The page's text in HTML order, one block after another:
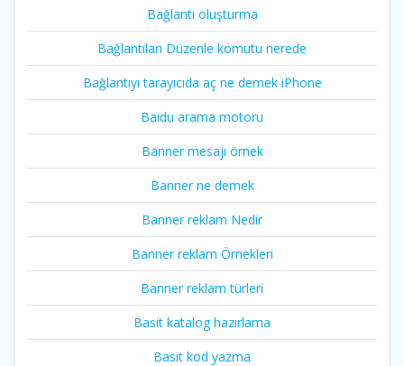
Bağlantı oluşturma
Bağlantıları Düzenle komutu nerede
Bağlantıyı tarayıcıda aç ne demek iPhone
Baidu arama motoru
Banner mesajı örnek
Banner ne demek
Banner reklam Nedir
Banner reklam Örnekleri
Banner reklam türleri
Basit katalog hazırlama
Basit kod yazma